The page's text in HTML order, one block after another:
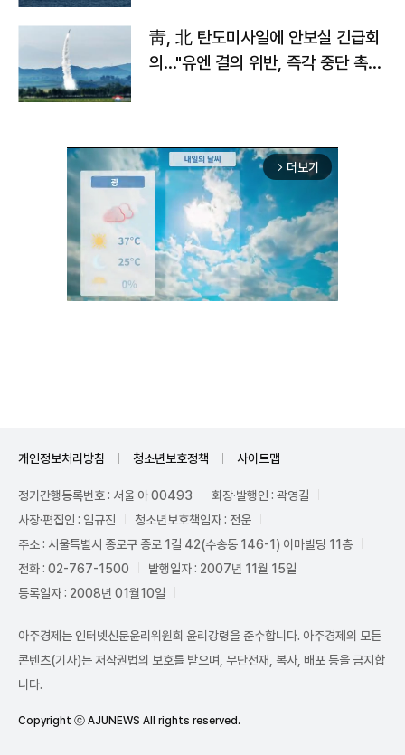
靑, 北 탄도미사일에 안보실 긴급회
의…"유엔 결의 위반, 즉각 중단 촉
arrow_forward_ios 더보기
개인정보처리방침 청소년보호정책 사이트맵
정기간행등록번호 : 서울 아 00493
회장·발행인 : 곽영길
사장·편집인 : 임규진
청소년보호책임자 : 전운
주소 : 서울특별시 종로구 종로 1길 42(수송동 146-1) 이마빌딩 11층
전화 : 02-767-1500
발행일자 : 2007년 11월 15일
등록일자 : 2008년 01월10일
아주경제는 인터넷신문윤리위원회 윤리강령을 준수합니다. 아주경제의 모든
콘텐츠(기사)는 저작권법의 보호를 받으며, 무단전재, 복사, 배포 등을 금지합
니다.
Copyright ⓒ AJUNEWS All rights reserved.